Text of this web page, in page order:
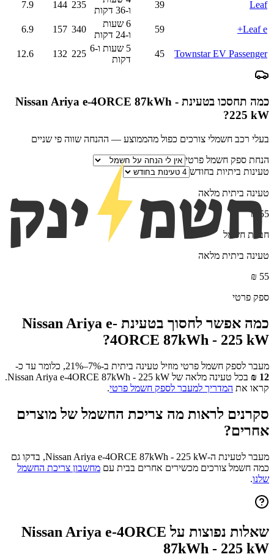
Leaf
39
ו-36 דקות
235
144
7.9
Leaf e+
59
6 שעות
ו-24 דקות
340
157
6.9
Townstar EV Passenger
45
5 שעות ו-6
דקות
225
132
12.6
כמה תחסכו בטעינת Nissan Ariya e-4ORCE 87kWh -
225 kW
?
בעלי רכב חשמלי צורכים כפול מהממוצע — ההנחה שווה פי שניים
הנחת ספק חשמל פרטי
טעינות ביתיות בחודש
טעינה ביתית מלאה
55
₪
חברת חשמל
טעינה ביתית מלאה
55
₪
ספק פרטי
כמה אפשר לחסוך בטעינת Nissan Ariya e-
4ORCE 87kWh - 225 kW
?
מעבר לספק חשמל פרטי מוזיל טעינה ביתית ב-7%–21%, כלומר עד כ-
12
₪ בכל טעינה מלאה של Nissan Ariya e-4ORCE 87kWh - 225 kW
.
קראו את המדריך למעבר לספק חשמל פרטי.
סקרנים לראות מה צריכת החשמל של מוצרים
אחרים?
מעבר לטעינת ה-Nissan Ariya e-4ORCE 87kWh - 225 kW, בדקו גם
כמה חשמל צורכים מכשירים אחרים בבית עם מחשבון צריכת החשמל
שלנו.
שאלות נפוצות על Nissan Ariya e-4ORCE
87kWh - 225 kW